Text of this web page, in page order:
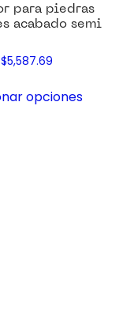
para piedras
acabado semi
$5,587.69
opciones